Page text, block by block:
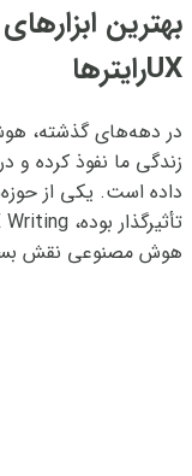
بهترین
UXرایترها
در دهه‌های گذشته،
زندگی ما نفوذ کرده و
داده است. یکی از
هوش مصنوعی نقش